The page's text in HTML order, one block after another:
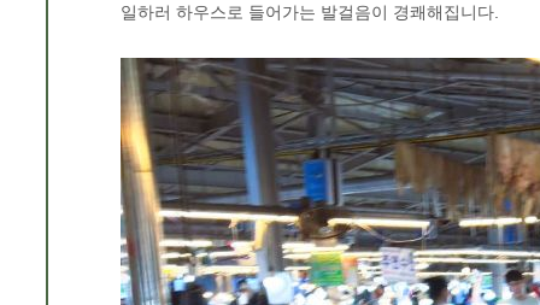
일하러 하우스로 들어가는 발걸음이 경쾌해집니다.